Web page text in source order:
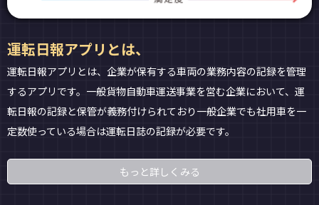
運転日報アプリとは、
運転日報アプリとは、企業が保有する車両の業務内容の記録を管理
するアプリです。一般貨物自動車運送事業を営む企業において、運
転日報の記録と保管が義務付けられており一般企業でも社用車を一
定数使っている場合は運転日誌の記録が必要です。
もっと詳しくみる